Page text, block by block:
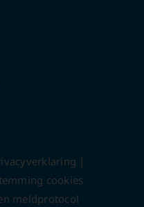
|
cookies
meldprotocol